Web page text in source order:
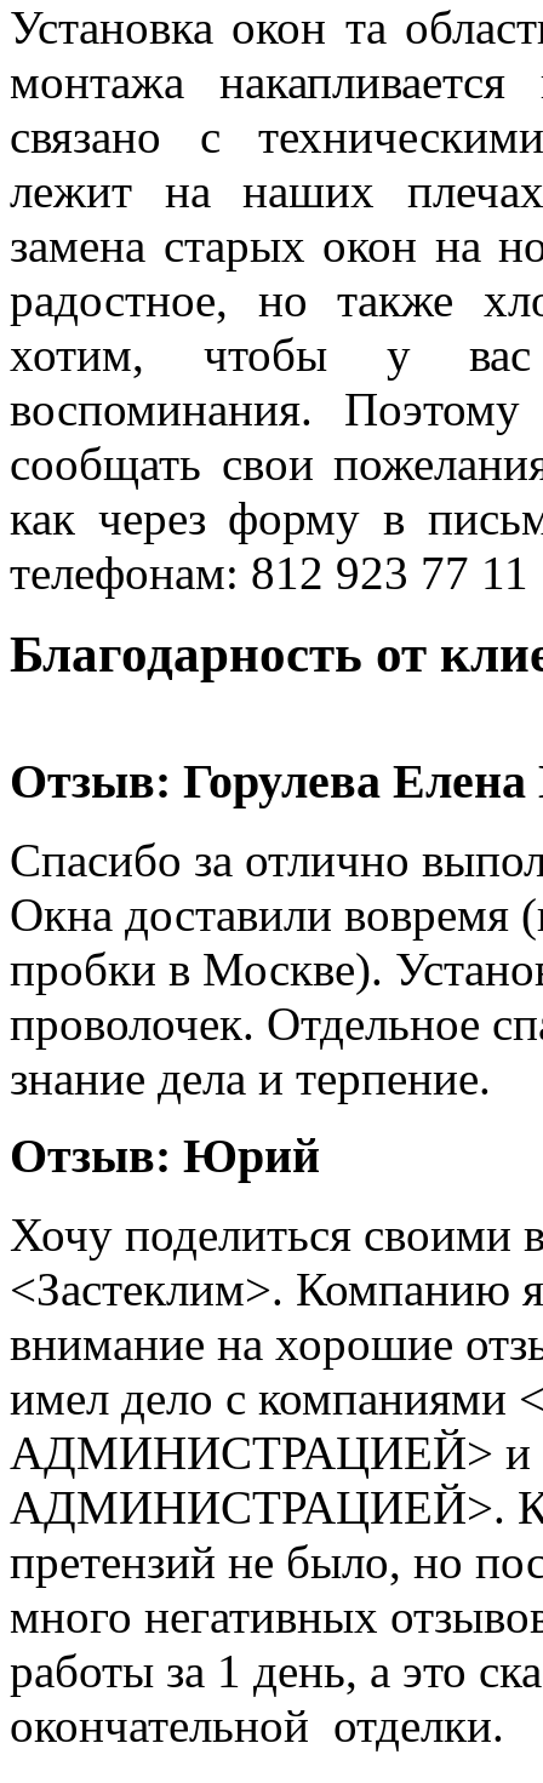
Установка окон та
монтажа
связано с
лежит на наших
замена старых окон на
радостное, но также
хотим, чтобы у вас
воспоминания.
сообщать свои
как через форму в
телефонам: 812 923 77 11
Благодарность от
Отзыв: Горулева
Спасибо за отлично
Окна доставили вовремя
пробки в Москве).
проволочек. Отдельное
знание дела и терпение.
Отзыв: Юрий
Хочу поделиться своими
<Застеклим>. Компанию
внимание на хорошие
имел дело с
АДМИНИСТРАЦИЕЙ> и
АДМИНИСТРАЦИЕЙ>.
претензий не было, но
много негативных
работы за 1 день, а это
окончательной отделки.